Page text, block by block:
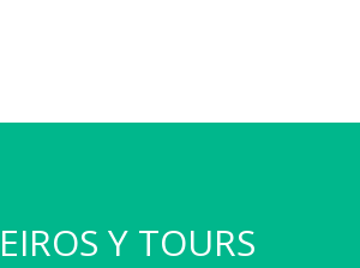
Y TOURS